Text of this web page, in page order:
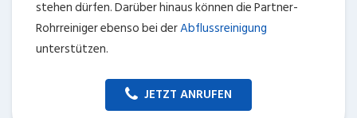
stehen dürfen. Darüber hinaus können die Partner-
Rohrreiniger ebenso bei derAbflussreinigung
unterstützen.
JETZT ANRUFEN